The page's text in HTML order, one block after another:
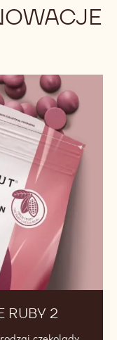
odpowiedź